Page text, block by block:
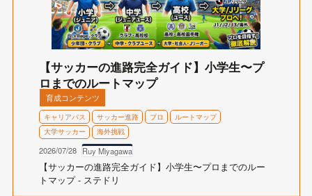
【サッカーの進路完全ガイド】小学生〜プ
ロまでのルートマップ
育成コンテンツ
キャリアパス サッカー進路 プロ
ルートマップ
大学サッカー
海外挑戦
2026/07/28 Ruy Miyagawa
【サッカーの進路完全ガイド】小学生〜プロまでのルー
トマップ - ステドリ